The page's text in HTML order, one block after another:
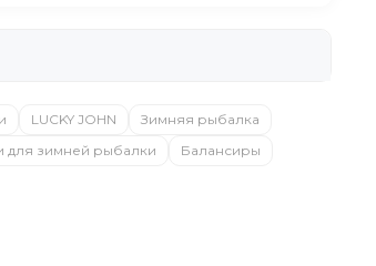
LUCKY JOHN
Зимняя рыбалка
для зимней рыбалки
Балансиры